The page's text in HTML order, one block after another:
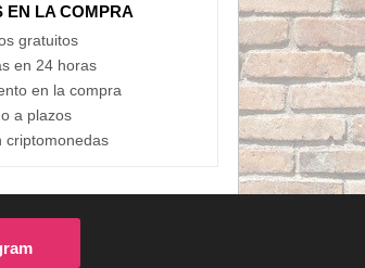
EN LA COMPRA
gratuitos
en 24 horas
en la compra
a plazos
criptomonedas